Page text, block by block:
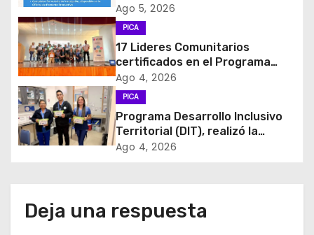
c
i
ó
n
d
n
Ago 5, 2026
PICA
17 Lideres Comunitarios
certificados en el Programa
MÁS AMA
Ago 4, 2026
PICA
Programa Desarrollo Inclusivo
Territorial (DIT), realizó la
entrega de Cajas de Regulación
Ago 4, 2026
Deja una respuesta